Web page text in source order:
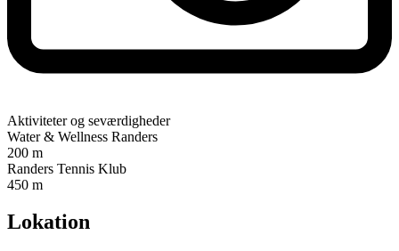
Aktiviteter og seværdigheder
Water & Wellness Randers
200 m
Randers Tennis Klub
450 m
Lokation